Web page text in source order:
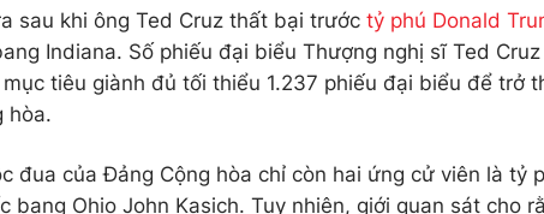
Tư vấn
sau khi ông Ted Cruz thất bại trước tỷ phú Donald
Indiana. Số phiếu đại biểu Thượng nghị sĩ Ted Cruz
tiêu giành đủ tối thiểu 1.237 phiếu đại biểu để trở
hòa.
đua của Đảng Cộng hòa chỉ còn hai ứng cử viên là tỷ
bang Ohio John Kasich. Tuy nhiên, giới quan sát cho